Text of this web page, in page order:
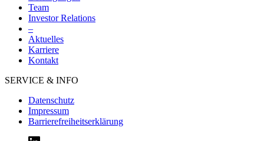
Team
Investor Relations
–
Aktuelles
Karriere
Kontakt
SERVICE & INFO
Datenschutz
Impressum
Barrierefreiheitserklärung